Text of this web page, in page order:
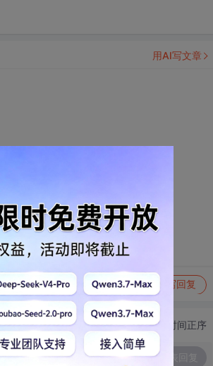
报 写回复
用AI写文章
切换为时间正序
发表回复